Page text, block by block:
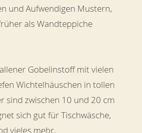
und Aufwendigen Mustern,
als Wandteppiche
Gobelinstoff mit vielen
Wichtelhäuschen in tollen
sind zwischen 10 und 20 cm
sich gut für Tischwäsche,
vieles mehr.